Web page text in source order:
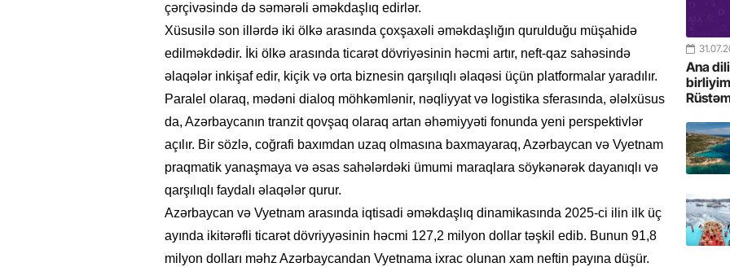
çərçivəsində də səmərəli əməkdaşlıq edirlər.
Xüsusilə son illərdə iki ölkə arasında çoxşaxəli əməkdaşlığın qurulduğu müşahidə
edilməkdədir. İki ölkə arasında ticarət dövriyəsinin həcmi artır, neft-qaz sahəsində
əlaqələr inkişaf edir, kiçik və orta biznesin qarşılıqlı əlaqəsi üçün platformalar yaradılır.
Paralel olaraq, mədəni dialoq möhkəmlənir, nəqliyyat və logistika sferasında, ələlxüsus
da, Azərbaycanın tranzit qovşaq olaraq artan əhəmiyyəti fonunda yeni perspektivlər
açılır. Bir sözlə, coğrafi baxımdan uzaq olmasına baxmayaraq, Azərbaycan və Vyetnam
praqmatik yanaşmaya və əsas sahələrdəki ümumi maraqlara söykənərək dayanıqlı və
qarşılıqlı faydalı əlaqələr qurur.
Azərbaycan və Vyetnam arasında iqtisadi əməkdaşlıq dinamikasında 2025-ci ilin ilk üç
ayında ikitərəfli ticarət dövriyyəsinin həcmi 127,2 milyon dollar təşkil edib. Bunun 91,8
milyon dolları məhz Azərbaycandan Vyetnama ixrac olunan xam neftin payına düşür.
YAP
Günü
yer
Ana